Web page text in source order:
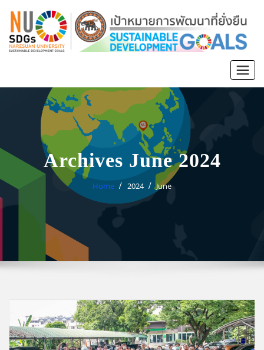
Archives June 2024
Home 2024 June